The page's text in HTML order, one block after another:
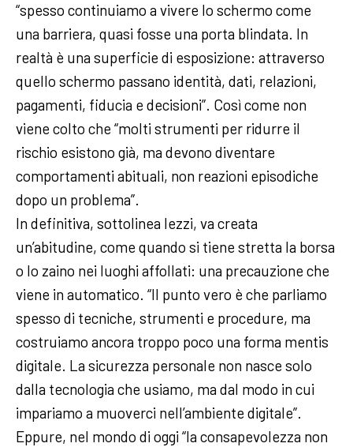
“spesso continuiamo a vivere lo schermo come
una barriera, quasi fosse una porta blindata. In
realtà è una superficie di esposizione: attraverso
quello schermo passano identità, dati, relazioni,
pagamenti, fiducia e decisioni”. Così come non
viene colto che “molti strumenti per ridurre il
rischio esistono già, ma devono diventare
comportamenti abituali, non reazioni episodiche
dopo un problema”.
In definitiva, sottolinea Iezzi, va creata
un’abitudine, come quando si tiene stretta la borsa
o lo zaino nei luoghi affollati: una precauzione che
viene in automatico. “Il punto vero è che parliamo
spesso di tecniche, strumenti e procedure, ma
costruiamo ancora troppo poco una forma mentis
digitale. La sicurezza personale non nasce solo
dalla tecnologia che usiamo, ma dal modo in cui
impariamo a muoverci nell’ambiente digitale”.
Eppure, nel mondo di oggi “la consapevolezza non